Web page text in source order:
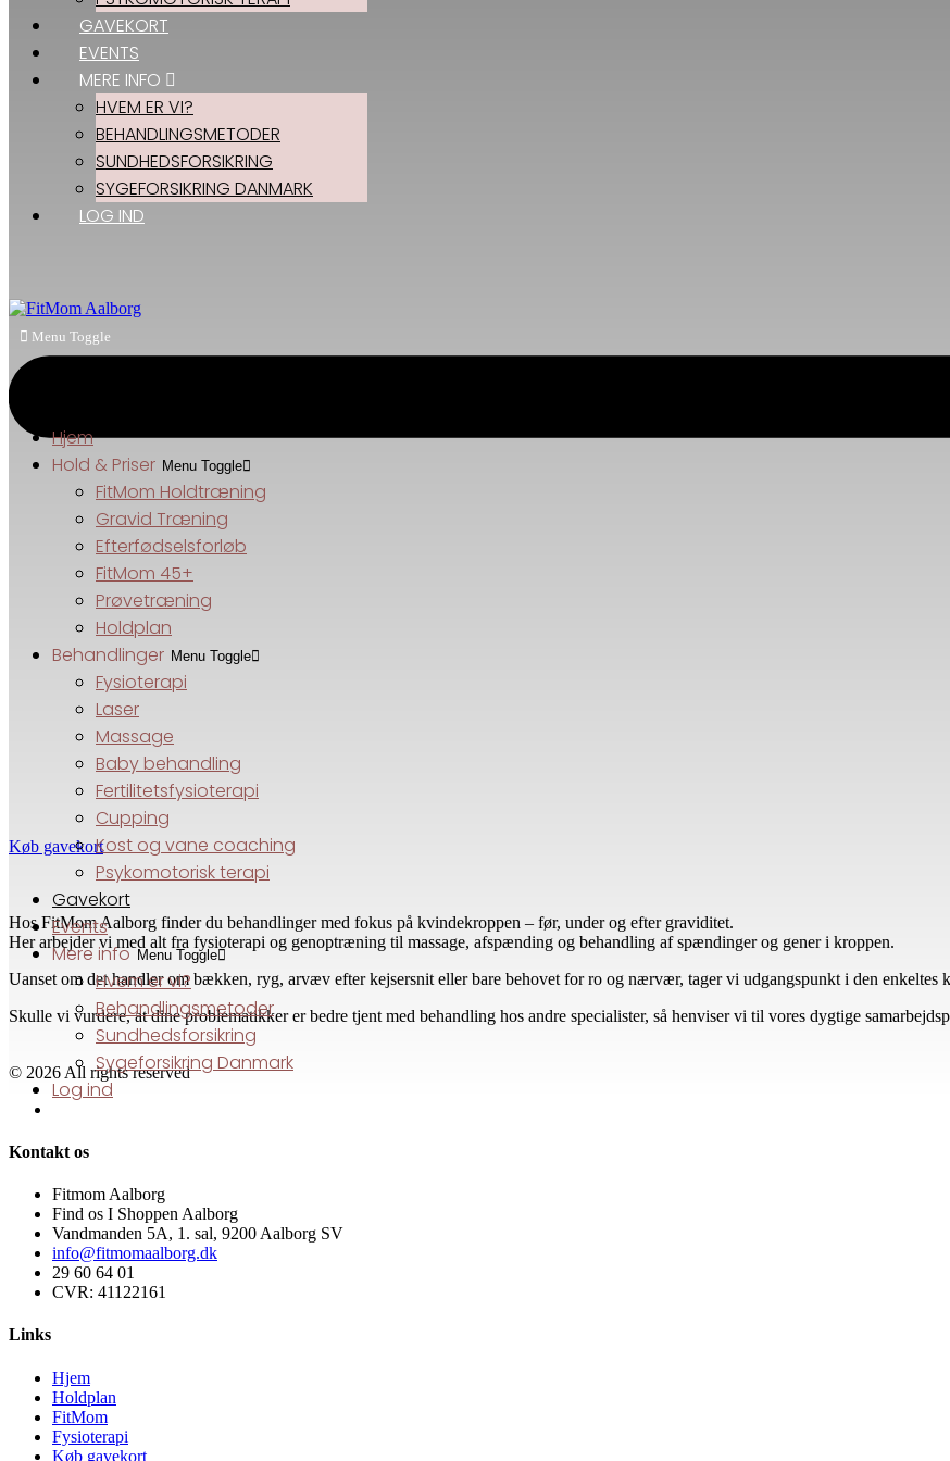
GAVEKORT
EVENTS
MERE INFO
HVEM ER VI?
BEHANDLINGSMETODER
SUNDHEDSFORSIKRING
SYGEFORSIKRING DANMARK
LOG IND
Menu Toggle
Hjem
Hold & Priser Menu Toggle
FitMom Holdtræning
Gravid Træning
Efterfødselsforløb
FitMom 45+
Prøvetræning
Holdplan
Behandlinger Menu Toggle
Fysioterapi
Laser
Massage
Baby behandling
Fertilitetsfysioterapi
Cupping
Kost og vane coaching
Psykomotorisk terapi
Gavekort
Events
Mere info Menu Toggle
Hvem er vi?
Behandlingsmetoder
Sundhedsforsikring
Sygeforsikring Danmark
Log ind
Køb gavekort
Hos FitMom Aalborg finder du behandlinger med fokus på kvindekroppen – før, under og efter graviditet.
Her arbejder vi med alt fra fysioterapi og genoptræning til massage, afspænding og behandling af spændinger og gener i kroppen.
Uanset om det handler om bækken, ryg, arvæv efter kejsersnit eller bare behovet for ro og nærvær, tager vi udgangspunkt i den enkeltes
Skulle vi vurdere, at dine problematikker er bedre tjent med behandling hos andre specialister, så henviser vi til vores dygtige
© 2026 All rights reserved
Kontakt os
Fitmom Aalborg
Find os I Shoppen Aalborg
Vandmanden 5A, 1. sal, 9200 Aalborg SV
info@fitmomaalborg.dk
29 60 64 01
CVR: 41122161
Links
Hjem
Holdplan
FitMom
Fysioterapi
Køb gavekort